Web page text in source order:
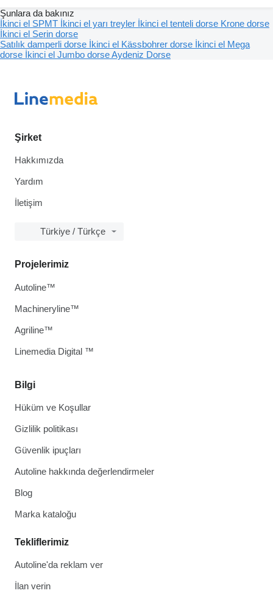
Şunlara da bakınız
İkinci el SPMT İkinci el yarı treyler İkinci el tenteli dorse Krone dorse
İkinci el Serin dorse
Satılık damperli dorse İkinci el Kässbohrer dorse İkinci el Mega
dorse İkinci el Jumbo dorseAydeniz Dorse
Şirket
Hakkımızda
Yardım
İletişim
Türkiye / Türkçe
Bilgi
Hüküm ve Koşullar
Gizlilik politikası
Güvenlik ipuçları
Autoline hakkında değerlendirmeler
Blog
Marka kataloğu
Tekliflerimiz
Autoline'da reklam ver
İlan verin
Projelerimiz
Autoline™
Machineryline™
Agriline™
Linemedia Digital ™